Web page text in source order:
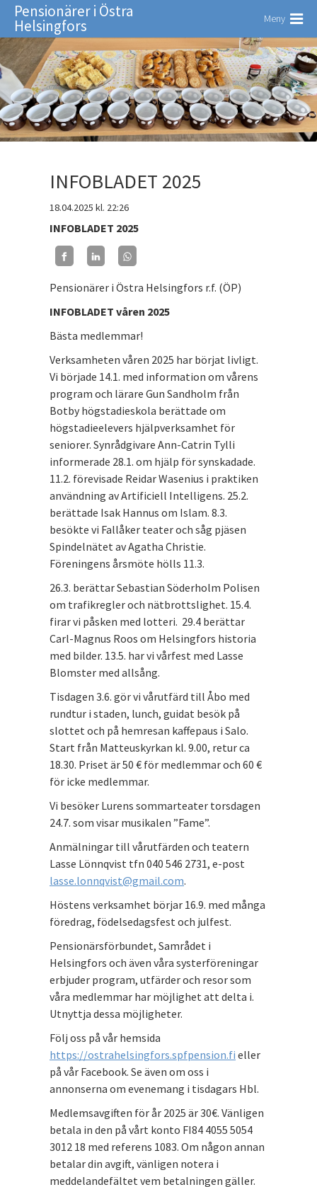
Pensionärer i Östra
Helsingfors Meny
INFOBLADET 2025
18.04.2025 kl. 22:26
INFOBLADET 2025
Pensionärer i Östra Helsingfors r.f. (ÖP)
INFOBLADET våren 2025
Bästa medlemmar!
Verksamheten våren 2025 har börjat livligt.
Vi började 14.1. med information om vårens
program och lärare Gun Sandholm från
Botby högstadieskola berättade om
högstadieelevers hjälpverksamhet för
seniorer. Synrådgivare Ann-Catrin Tylli
informerade 28.1. om hjälp för synskadade.
11.2. förevisade Reidar Wasenius i praktiken
användning av Artificiell Intelligens. 25.2.
berättade Isak Hannus om Islam. 8.3.
besökte vi Fallåker teater och såg pjäsen
Spindelnätet av Agatha Christie.
Föreningens årsmöte hölls 11.3.
26.3. berättar Sebastian Söderholm Polisen
om trafikregler och nätbrottslighet. 15.4.
firar vi påsken med lotteri. 29.4 berättar
Carl-Magnus Roos om Helsingfors historia
med bilder. 13.5. har vi vårfest med Lasse
Blomster med allsång.
Tisdagen 3.6. gör vi vårutfärd till Åbo med
rundtur i staden, lunch, guidat besök på
slottet och på hemresan kaffepaus i Salo.
Start från Matteuskyrkan kl. 9.00, retur ca
18.30. Priset är 50 € för medlemmar och 60 €
för icke medlemmar.
Vi besöker Lurens sommarteater torsdagen
24.7. som visar musikalen ”Fame”.
Anmälningar till vårutfärden och teatern
Lasse Lönnqvist tfn 040 546 2731, e-post
lasse.lonnqvist@gmail.com.
Höstens verksamhet börjar 16.9. med många
föredrag, födelsedagsfest och julfest.
Pensionärsförbundet, Samrådet i
Helsingfors och även våra systerföreningar
erbjuder program, utfärder och resor som
våra medlemmar har möjlighet att delta i.
Utnyttja dessa möjligheter.
Följ oss på vår hemsida
https://ostrahelsingfors.spfpension.fi eller
på vår Facebook. Se även om oss i
annonserna om evenemang i tisdagars Hbl.
Medlemsavgiften för år 2025 är 30€. Vänligen
betala in den på vårt konto FI84 4055 5054
3012 18 med referens 1083. Om någon annan
betalar din avgift, vänligen notera i
meddelandefältet vem betalningen gäller.